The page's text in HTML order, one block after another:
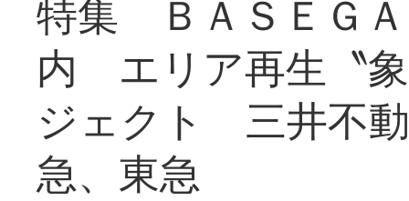
特集 ＢＡＳＥＧ
内 エリア再生〝
ジェクト 三井不
急、東急